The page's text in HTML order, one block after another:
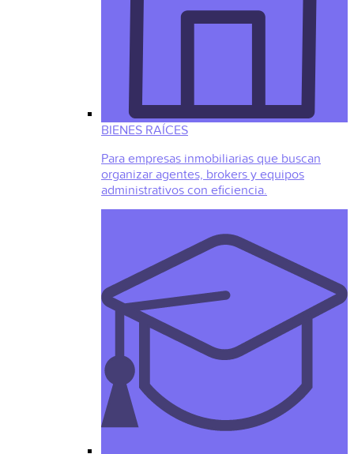
BIENES RAÍCES
Para empresas inmobiliarias que buscan
organizar agentes, brokers y equipos
administrativos con eficiencia.